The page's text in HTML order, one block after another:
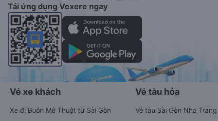
Tải ứng dụng Vexere ngay
Vé xe khách
Xe đi Buôn Mê Thuột từ Sài Gòn
Vé tàu hỏa
Vé tàu Sài Gòn Nha Trang